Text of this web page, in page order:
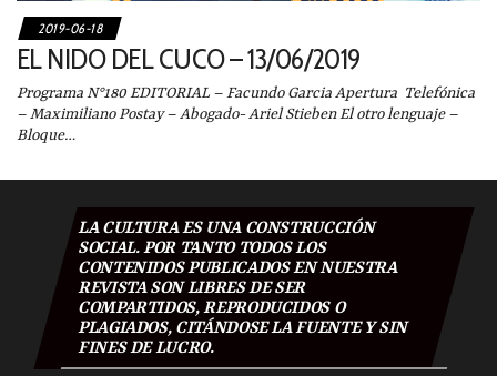
2019-06-18
EL NIDO DEL CUCO – 13/06/2019
Programa N°180 EDITORIAL – Facundo Garcia Apertura Telefónica
– Maximiliano Postay – Abogado- Ariel Stieben El otro lenguaje –
Bloque…
LA CULTURA ES UNA CONSTRUCCIÓN
SOCIAL. POR TANTO TODOS LOS
CONTENIDOS PUBLICADOS EN NUESTRA
REVISTA SON LIBRES DE SER
COMPARTIDOS, REPRODUCIDOS O
PLAGIADOS, CITÁNDOSE LA FUENTE Y SIN
FINES DE LUCRO.